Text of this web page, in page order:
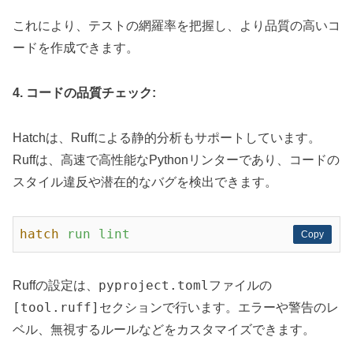
これにより、テストの網羅率を把握し、より品質の高いコ
ードを作成できます。
4. コードの品質チェック:
Hatchは、Ruffによる静的分析もサポートしています。
Ruffは、高速で高性能なPythonリンターであり、コードの
スタイル違反や潜在的なバグを検出できます。
Copy
Copy
hatch run lint
Ruffの設定は、 pyproject.tomlファイルの
[tool.ruff] セクションで行います。エラーや警告のレ
ベル、無視するルールなどをカスタマイズできます。